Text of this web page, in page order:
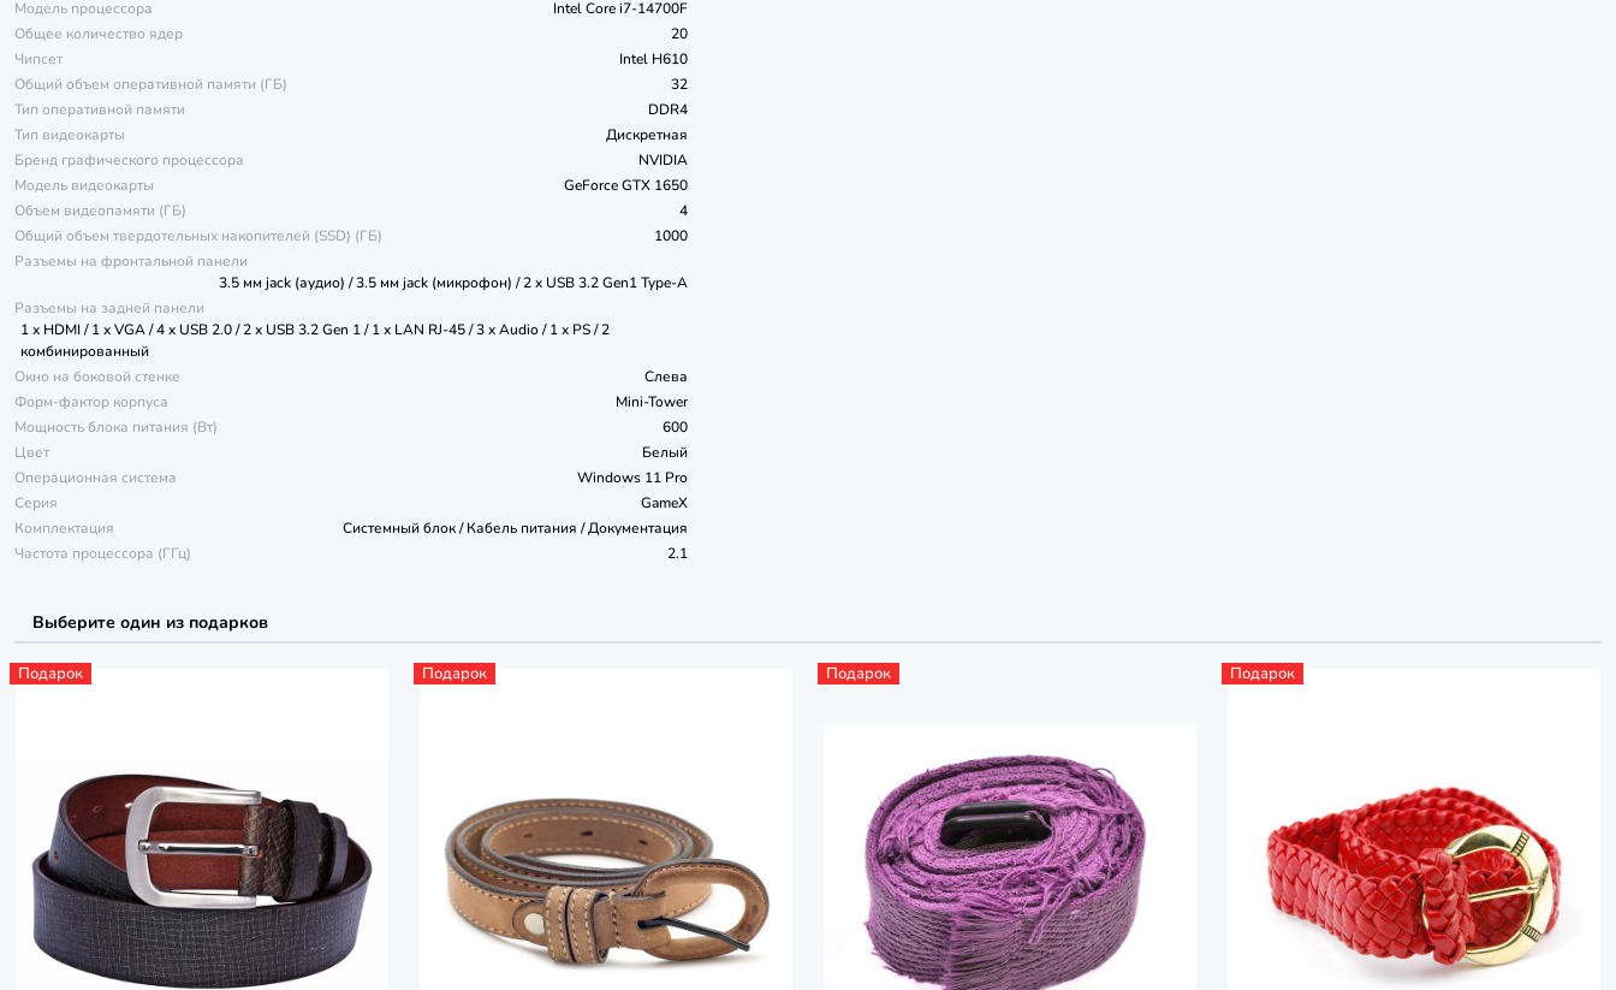
Модель процессора
Intel Core i7-14700F
Общее количество ядер
20
Чипсет
Intel H610
Общий объем оперативной памяти (ГБ)
32
Тип оперативной памяти
DDR4
Тип видеокарты
Дискретная
Бренд графического процессора
NVIDIA
Модель видеокарты
GeForce GTX 1650
Объем видеопамяти (ГБ)
4
Общий объем твердотельных накопителей (SSD) (ГБ)
1000
Разъемы на фронтальной панели
3.5 мм jack (аудио) / 3.5 мм jack (микрофон) / 2 x USB 3.2 Gen1 Type-A
Разъемы на задней панели
1 x HDMI / 1 x VGA / 4 x USB 2.0 / 2 x USB 3.2 Gen 1 / 1 x LAN RJ-45 / 3 x Audio / 1 x PS / 2
комбинированный
Окно на боковой стенке
Слева
Форм-фактор корпуса
Mini-Tower
Мощность блока питания (Вт)
600
Цвет
Белый
Операционная система
Windows 11 Pro
Серия
GameX
Комплектация
Системный блок / Кабель питания / Документация
Частота процессора (ГГц)
2.1
Выберите один из подарков
Подарок Подарок Подарок Подарок